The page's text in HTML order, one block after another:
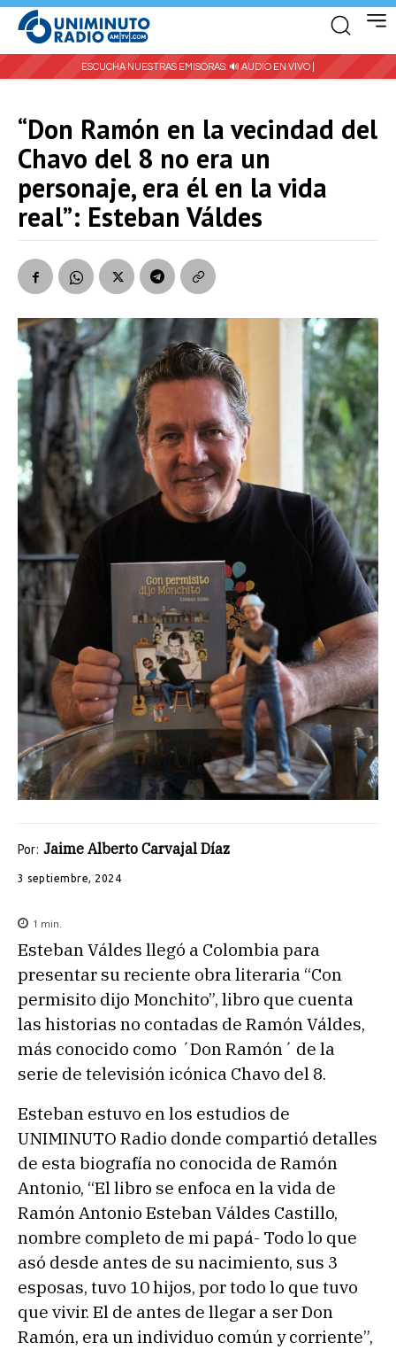
ESCUCHA NUESTRAS EMISORAS: 🔊 AUDIO EN VIVO |
“Don Ramón en la vecindad del
Chavo del 8 no era un
personaje, era él en la vida
real”: Esteban Váldes
Por: Jaime Alberto Carvajal Díaz
3 septiembre, 2024
1 min.
Esteban Váldes llegó a Colombia para
presentar su reciente obra literaria “Con
permisito dijo Monchito”, libro que cuenta
las historias no contadas de Ramón Váldes,
más conocido como ´Don Ramón´ de la
serie de televisión icónica Chavo del 8.
Esteban estuvo en los estudios de
UNIMINUTO Radio donde compartió detalles
de esta biografía no conocida de Ramón
Antonio, “El libro se enfoca en la vida de
Ramón Antonio Esteban Váldes Castillo,
nombre completo de mi papá- Todo lo que
asó desde antes de su nacimiento, sus 3
esposas, tuvo 10 hijos, por todo lo que tuvo
que vivir. El de antes de llegar a ser Don
Ramón, era un individuo común y corriente”,